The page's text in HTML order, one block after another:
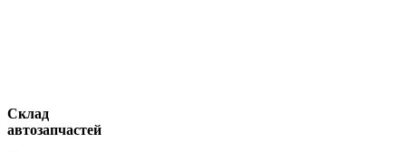
Склад
автозапчастей